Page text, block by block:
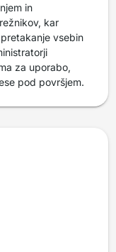
in
kar
vsebin
za uporabo,
pod površjem.